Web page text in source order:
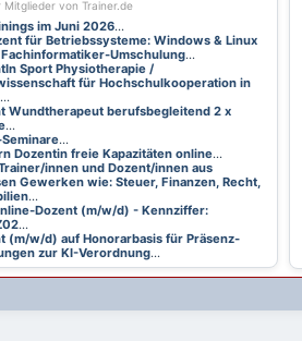
Mitglieder von Trainer.de
im Juni 2026...
für Betriebssysteme: Windows & Linux
Umschulung...
Sport Physiotherapie /
für Hochschulkooperation in
...
Wundtherapeut berufsbegleitend 2 x
...
...
Dozentin freie Kapazitäten online...
innen und Dozent/innen aus
Gewerken wie: Steuer, Finanzen, Recht,
...
Dozent (m/w/d) - Kennziffer:
...
(m/w/d) auf Honorarbasis für Präsenz-
zur KI-Verordnung...